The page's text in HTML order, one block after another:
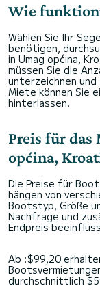
Wie
Wählen Sie Ihr
benötigen,
in Umag općina,
müssen Sie die
unterzeichnen und
Miete können Sie
hinterlassen.
Preis für das
općina,
Die Preise für
hängen von
Bootstyp, Größe
Nachfrage und
Endpreis
Ab :$99,20
durchschnittlich